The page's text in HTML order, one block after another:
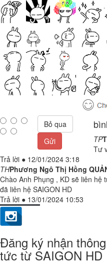
Bỏ qua
Gửi
TP
Tư
Trả lời ● 12/01/2024 3:18
THPhương Ngô Thị Hồng
Chào Anh Phụng , KD sẽ liên hệ
đã liên hệ SAIGON HD
Trả lời ● 13/01/2024 10:53
Đăng ký nhận
tức từ SAIGON HD